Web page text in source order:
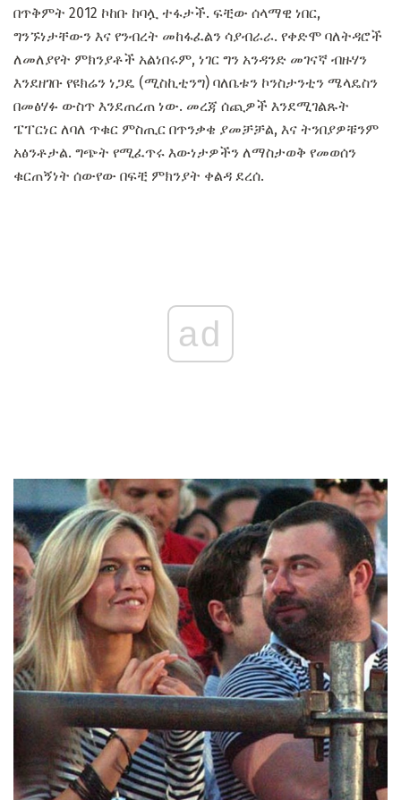
በጥቅምት 2012 ኮከቡ ከባሏ ተፋታች. ፍቺው ሰላማዊ ነበር,
ግንኙነታቸውን እና የንብረት መከፋፈልን ሳያብራራ. የቀድሞ ባለትዳሮች
ለመለያየት ምክንያቶች አልነበሩም, ነገር ግን አንዳንድ መገናኛ ብዙሃን
እንደዘገቡ የዩክሬን ነጋዴ (ሚስኪቲንግ) ባለቤቱን ኮንስታንቲን ሜላዴስን
በመፅሃፉ ውስጥ እንደጠረጠ ነው. መረጃ ሰጪዎች እንደሚገልጹት
ፔፐርነር ለባለ ጥቁር ምስጢር በጥንቃቄ ያመቻቻል, እና ትንበያዎቹንም
አፅንቶታል. ግጭት የሚፈጥሩ እውነታዎችን ለማስታወቅ የመወሰን
ቁርጠኝነት ሰውየው በፍቺ ምክንያት ቀልዳ ደረሰ.
ad